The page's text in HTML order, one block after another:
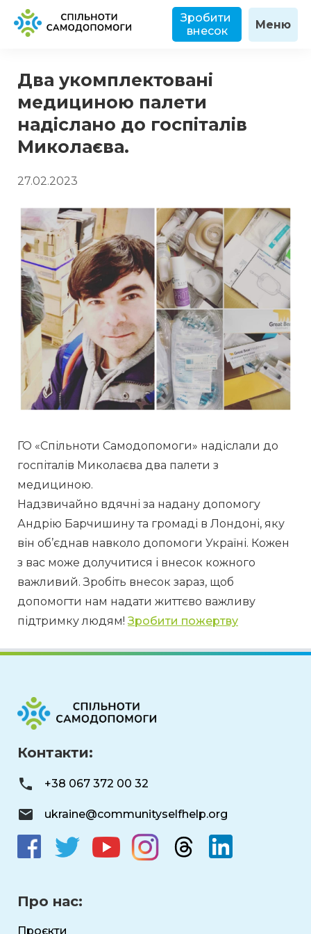
Зробити
внесок
Меню
Два укомплектовані
медициною палети
надіслано до госпіталів
Миколаєва.
27.02.2023
ГО «Спільноти Самодопомоги» надіслали до
госпіталів Миколаєва два палети з
медициною.
Надзвичайно вдячні за надану допомогу
Андрію Барчишину та громаді в Лондоні, яку
він об’єднав навколо допомоги Україні. Кожен
з вас може долучитися і внесок кожного
важливий. Зробіть внесок зараз, щоб
допомогти нам надати життєво важливу
підтримку людям! Зробити пожертву
Контакти:
+38 067 372 00 32
ukraine@communityselfhelp.org
Про нас:
Проєкти